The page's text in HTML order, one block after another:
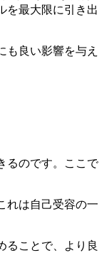
を最大限に引き出
良い影響を与え
るのです。ここで
れは自己受容の一
ることで、より良